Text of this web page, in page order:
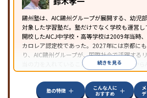
鷗州塾は、AIC鷗州グループが展開する、幼児
対象した学習塾だ。塾だけでなく学校も運営し
開校したAICJ中学校・高等学校は2009年当時
カロレア認定校であった。2027年には京都に
り、AIC鷗州グループが、国際社会で活躍する
当の力を入れていることがわかる。鷗州塾から
格者は当然に多く、AICJ中高を目指すなら第
ろう。
続きを見る
塾の特徴
こんな人に
おすすめ